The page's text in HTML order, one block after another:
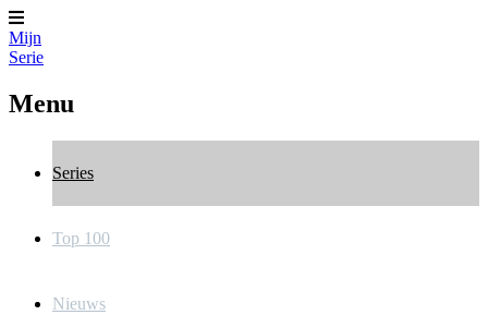
Mijn
Serie
Menu
Series
Top 100
Nieuws